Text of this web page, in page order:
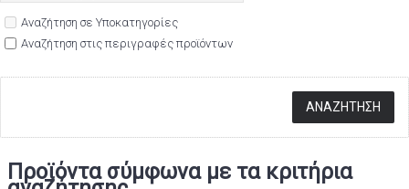
Αναζήτηση σε Υποκατηγορίες
Αναζήτηση στις περιγραφές προϊόντων
Προϊόντα σύμφωνα με τα κριτήρια